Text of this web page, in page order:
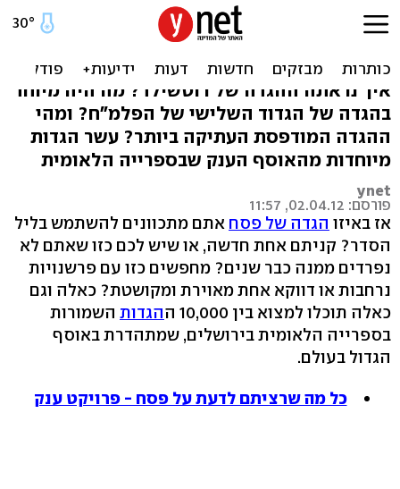
עשר מ-10,000: ההגדות הכי
איך נראתה ההגדה של רוטשילד? מה היה מיוחד
בהגדה של הגדוד השלישי של הפלמ"ח? ומהי
ההגדה המודפסת העתיקה ביותר? עשר הגדות
מיוחדות מהאוסף הענק שבספרייה הלאומית
ynet
פורסם: 02.04.12, 11:57
אז באיזו הגדה של פסח אתם מתכוונים להשתמש בליל
הסדר? קניתם אחת חדשה, או שיש לכם כזו שאתם לא
נפרדים ממנה כבר שנים? מחפשים כזו עם פרשנויות
נרחבות או דווקא אחת מאוירת ומקושטת? כאלה וגם
כאלה תוכלו למצוא בין 10,000 ה
הגדות השמורות
בספרייה הלאומית בירושלים, שמתהדרת באוסף
הגדול בעולם.
כל מה שרציתם לדעת על פסח - פרויקט ענק